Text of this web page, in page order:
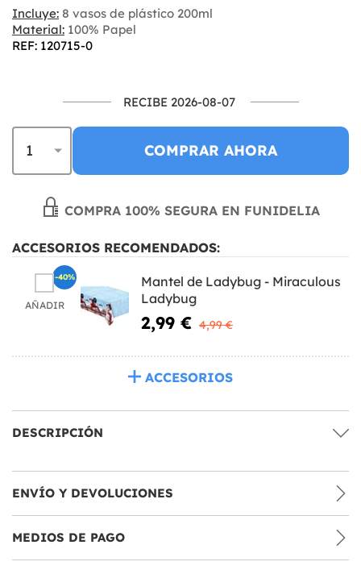
Incluye: 8 vasos de plástico 200ml
Material: 100% Papel
REF: 120715-0
RECIBE 2026-08-07
COMPRAR AHORA
COMPRA 100% SEGURA EN FUNIDELIA
ACCESORIOS RECOMENDADOS:
AÑADIR
Mantel de Ladybug - Miraculous
Ladybug
2,99 € 4,99 €
-40%
ACCESORIOS
DESCRIPCIÓN
ENVÍO Y DEVOLUCIONES
MEDIOS DE PAGO